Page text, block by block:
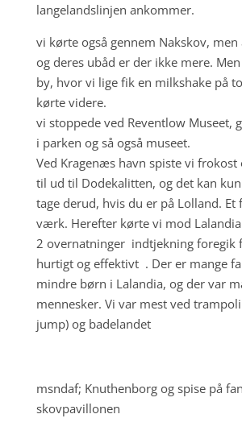
langelandslinjen ankommer.
vi kørte også gennem Nakskov,
og deres ubåd er der ikke mere.
by, hvor vi lige fik en milkshake på
kørte videre.
vi stoppede ved Reventlow Museet,
i parken og så også museet.
Ved Kragenæs havn spiste vi frokost
til ud til Dodekalitten, og det kan
tage derud, hvis du er på Lolland. Et
værk. Herefter kørte vi mod
2 overnatninger indtjekning foregik
hurtigt og effektivt . Der er mange
mindre børn i Lalandia, og der var
mennesker. Vi var mest ved
jump) og badelandet
msndaf; Knuthenborg og spise på
skovpavillonen